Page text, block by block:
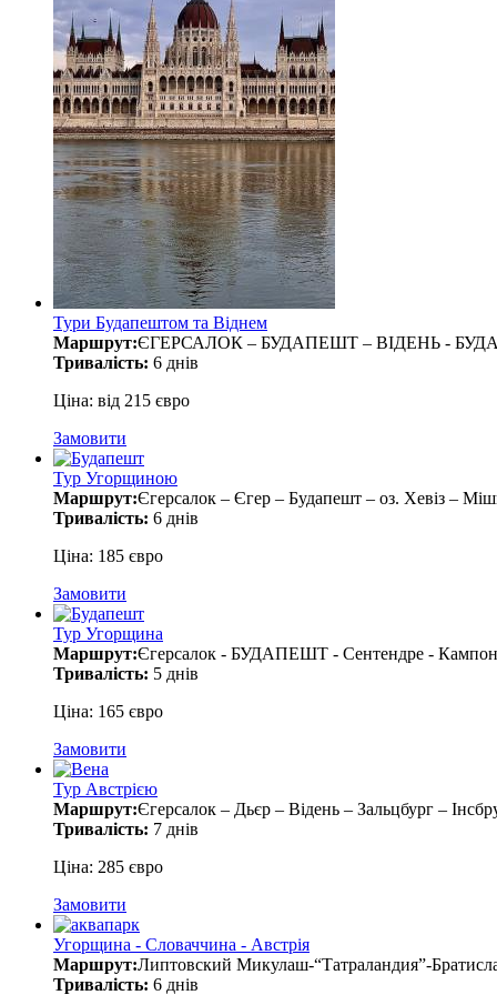
Тури Будапештом та Віднем
Маршрут:ЄГЕРСАЛОК – БУДАПЕШТ – ВІДЕНЬ -
Тривалість: 6 днів
Ціна: від 215 євро
Замовити
Тур Угорщиною
Маршрут:Єгерсалок – Єгер – Будапешт – оз. Хевіз –
Тривалість: 6 днів
Ціна: 185 євро
Замовити
Тур Угорщина
Маршрут:Єгерсалок - БУДАПЕШТ - Сентендре -
Тривалість: 5 днів
Ціна: 165 євро
Замовити
Тур Австрією
Маршрут:Єгерсалок – Дьєр – Відень – Зальцбург –
Тривалість: 7 днів
Ціна: 285 євро
Замовити
Угорщина - Словаччина - Австрія
Маршрут:Липтовский Микулаш-“Татраландия”-
Тривалість: 6 днів